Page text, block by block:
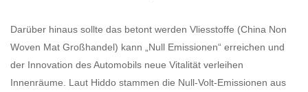
Darüber hinaus sollte das betont werden Vliesstoffe (China Non
Woven Mat Großhandel) kann „Null Emissionen“ erreichen und
der Innovation des Automobils neue Vitalität verleihen
Innenräume. Laut Hiddo stammen die Null-Volt-Emissionen aus